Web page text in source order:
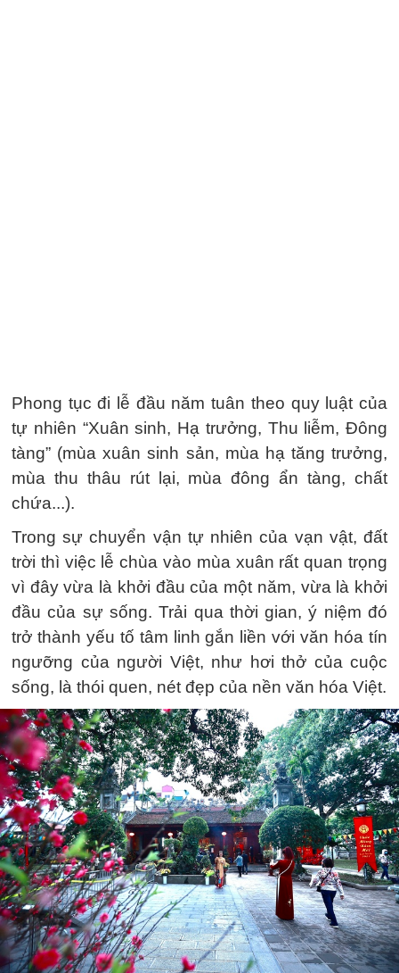
Phong tục đi lễ đầu năm tuân theo quy luật của
tự nhiên “Xuân sinh, Hạ trưởng, Thu liễm, Đông
tàng” (mùa xuân sinh sản, mùa hạ tăng trưởng,
mùa thu thâu rút lại, mùa đông ẩn tàng, chất
chứa...).
Trong sự chuyển vận tự nhiên của vạn vật, đất
trời thì việc lễ chùa vào mùa xuân rất quan trọng
vì đây vừa là khởi đầu của một năm, vừa là khởi
đầu của sự sống. Trải qua thời gian, ý niệm đó
trở thành yếu tố tâm linh gắn liền với văn hóa tín
ngưỡng của người Việt, như hơi thở của cuộc
sống, là thói quen, nét đẹp của nền văn hóa Việt.